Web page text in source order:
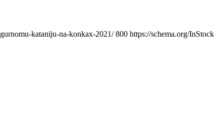
kataniju-na-konkax-2021/ 800 https://schema.org/InStock